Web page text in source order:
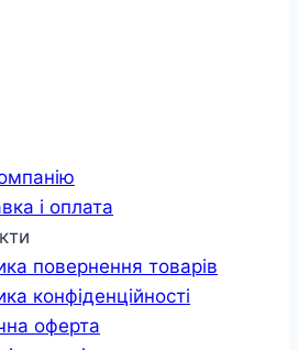
і оплата
повернення товарів
конфіденційності
оферта